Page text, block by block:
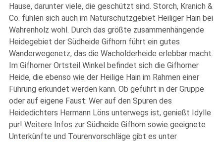
Hause, darunter viele, die geschützt sind. Storch, Kranich &
Co. fühlen sich auch im Naturschutzgebiet Heiliger Hain bei
Wahrenholz wohl. Durch das größte zusammenhängende
Heidegebiet der Südheide Gifhorn führt ein gutes
Wanderwegenetz, das die Wacholderheide erlebbar macht.
Im Gifhorner Ortsteil Winkel befindet sich die Gifhorner
Heide, die ebenso wie der Heilige Hain im Rahmen einer
Führung erkundet werden kann. Ob geführt in der Gruppe
oder auf eigene Faust: Wer auf den Spuren des
Heidedichters Hermann Löns unterwegs ist, genießt Idylle
pur! Weitere Infos zur Südheide Gifhorn sowie geeignete
Unterkünfte und Tourenvorschläge gibt es unter